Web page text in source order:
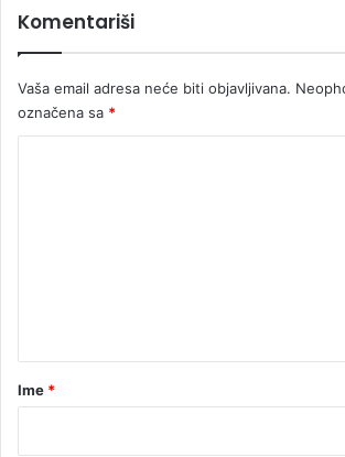
Komentariši
Vaša email adresa neće biti objavljivana.
označena sa *
rIme *